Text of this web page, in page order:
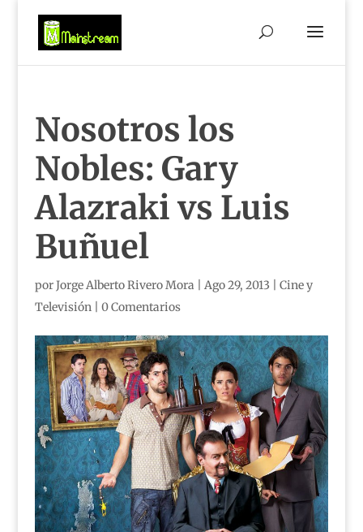
Nosotros los
Nobles: Gary
Alazraki vs Luis
Buñuel
porJorge Alberto Rivero Mora Ago 29, 2013
Cine y
Televisión| 0 Comentarios